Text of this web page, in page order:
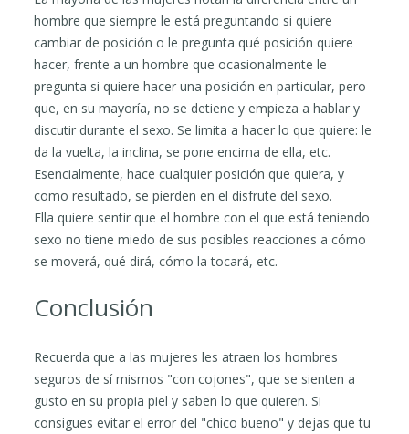
hombre que siempre le está preguntando si quiere
cambiar de posición o le pregunta qué posición quiere
hacer, frente a un hombre que ocasionalmente le
pregunta si quiere hacer una posición en particular, pero
que, en su mayoría, no se detiene y empieza a hablar y
discutir durante el sexo. Se limita a hacer lo que quiere: le
da la vuelta, la inclina, se pone encima de ella, etc.
Esencialmente, hace cualquier posición que quiera, y
como resultado, se pierden en el disfrute del sexo.
Ella quiere sentir que el hombre con el que está teniendo
sexo no tiene miedo de sus posibles reacciones a cómo
se moverá, qué dirá, cómo la tocará, etc.
Conclusión
Recuerda que a las mujeres les atraen los hombres
seguros de sí mismos "con cojones", que se sienten a
gusto en su propia piel y saben lo que quieren. Si
consigues evitar el error del "chico bueno" y dejas que tu